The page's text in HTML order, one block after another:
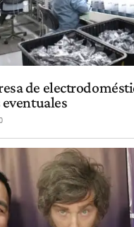
de